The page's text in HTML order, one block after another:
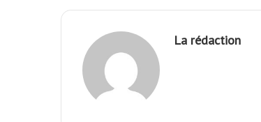
La rédaction